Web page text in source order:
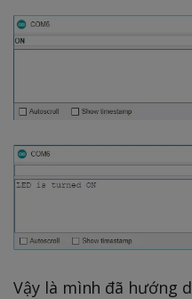
Vậy là mình đã hướng